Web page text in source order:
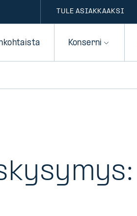
TULE ASIAKKAAKSI
Konserni